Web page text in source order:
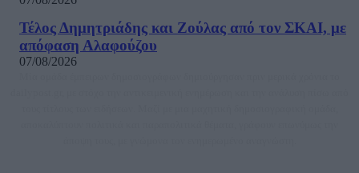
Τέλος Δημητριάδης και Ζούλας από τον ΣΚΑΙ, με
απόφαση Αλαφούζου
07/08/2026